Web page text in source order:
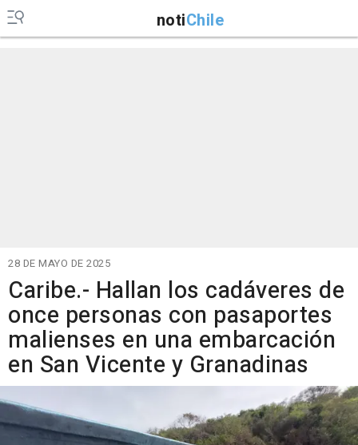
notiChile
28 DE MAYO DE 2025
Caribe.- Hallan los cadáveres de
once personas con pasaportes
malienses en una embarcación
en San Vicente y Granadinas